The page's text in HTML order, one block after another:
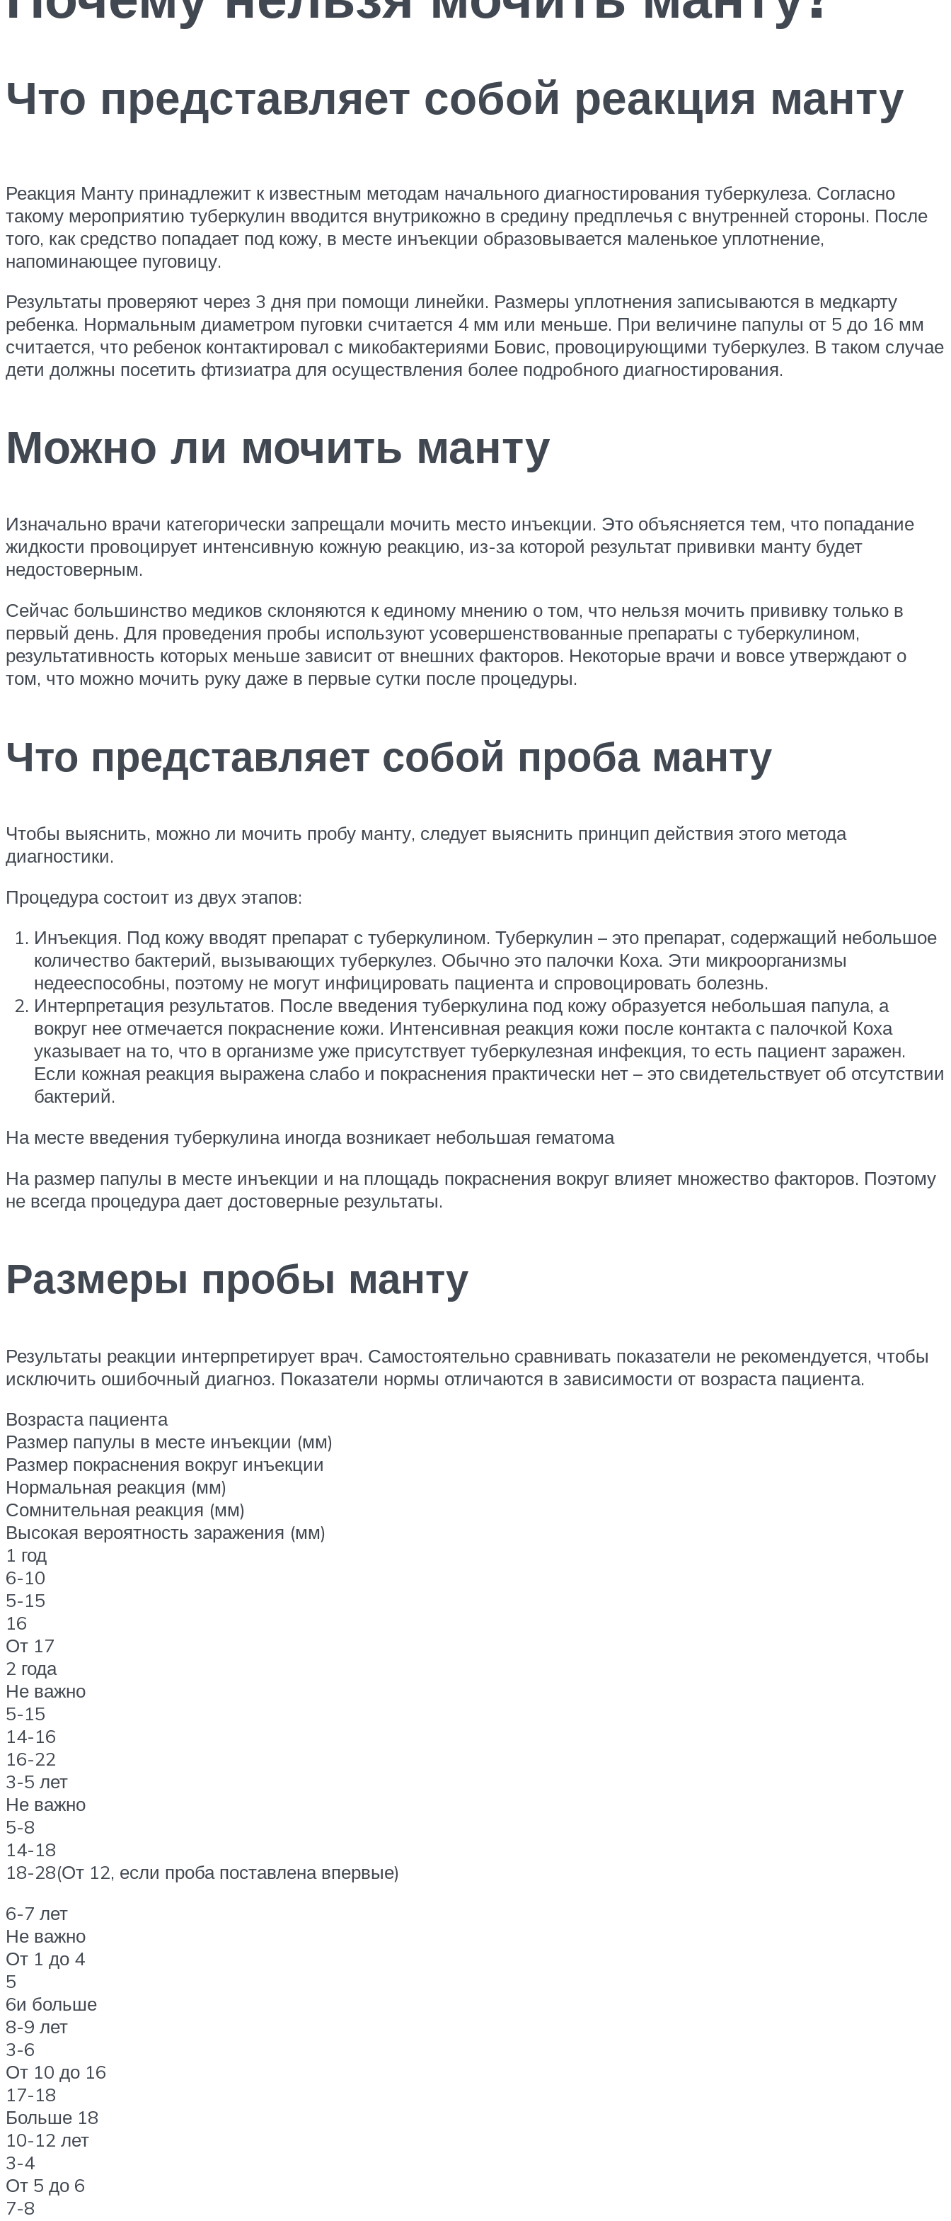
Что представляет собой реакция манту
Реакция Манту принадлежит к известным методам начального диагностирования туберкулеза. Согласно
такому мероприятию туберкулин вводится внутрикожно в средину предплечья с внутренней стороны. После
того, как средство попадает под кожу, в месте инъекции образовывается маленькое уплотнение,
напоминающее пуговицу.
Результаты проверяют через 3 дня при помощи линейки. Размеры уплотнения записываются в медкарту
ребенка. Нормальным диаметром пуговки считается 4 мм или меньше. При величине папулы от 5 до 16 мм
считается, что ребенок контактировал с микобактериями Бовис, провоцирующими туберкулез. В таком случае
дети должны посетить фтизиатра для осуществления более подробного диагностирования.
Можно ли мочить манту
Изначально врачи категорически запрещали мочить место инъекции. Это объясняется тем, что попадание
жидкости провоцирует интенсивную кожную реакцию, из-за которой результат прививки манту будет
недостоверным.
Сейчас большинство медиков склоняются к единому мнению о том, что нельзя мочить прививку только в
первый день. Для проведения пробы используют усовершенствованные препараты с туберкулином,
результативность которых меньше зависит от внешних факторов. Некоторые врачи и вовсе утверждают о
том, что можно мочить руку даже в первые сутки после процедуры.
Что представляет собой проба манту
Чтобы выяснить, можно ли мочить пробу манту, следует выяснить принцип действия этого метода
диагностики.
Процедура состоит из двух этапов:
Инъекция. Под кожу вводят препарат с туберкулином. Туберкулин – это препарат, содержащий небольшое
количество бактерий, вызывающих туберкулез. Обычно это палочки Коха. Эти микроорганизмы
недееспособны, поэтому не могут инфицировать пациента и спровоцировать болезнь.
Интерпретация результатов. После введения туберкулина под кожу образуется небольшая папула, а
вокруг нее отмечается покраснение кожи. Интенсивная реакция кожи после контакта с палочкой Коха
указывает на то, что в организме уже присутствует туберкулезная инфекция, то есть пациент заражен.
Если кожная реакция выражена слабо и покраснения практически нет – это свидетельствует об отсутствии
бактерий.
На месте введения туберкулина иногда возникает небольшая гематома
На размер папулы в месте инъекции и на площадь покраснения вокруг влияет множество факторов. Поэтому
не всегда процедура дает достоверные результаты.
Размеры пробы манту
Результаты реакции интерпретирует врач. Самостоятельно сравнивать показатели не рекомендуется, чтобы
исключить ошибочный диагноз. Показатели нормы отличаются в зависимости от возраста пациента.
Возраста пациента
Размер папулы в месте инъекции (мм)
Размер покраснения вокруг инъекции
Нормальная реакция (мм)
Сомнительная реакция (мм)
Высокая вероятность заражения (мм)
1 год
6-10
5-15
16
От 17
2 года
Не важно
5-15
14-16
16-22
3-5 лет
Не важно
5-8
14-18
18-28(От 12, если проба поставлена впервые)
6-7 лет
Не важно
От 1 до 4
5
6и больше
8-9 лет
3-6
От 10 до 16
17-18
Больше 18
10-12 лет
3-4
От 5 до 6
7-8